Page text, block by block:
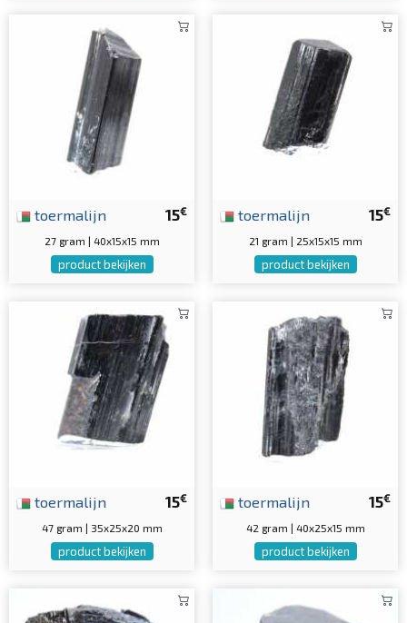
15€
toermalijn
27 gram | 40x15x15 mm
product bekijken
15€
toermalijn
21 gram | 25x15x15 mm
product bekijken
15€
toermalijn
47 gram | 35x25x20 mm
product bekijken
15€
toermalijn
42 gram | 40x25x15 mm
product bekijken